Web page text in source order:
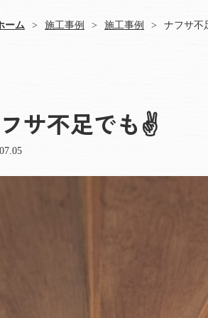
ーム 施工事例 施工事例 ナフサ不
サ不足でも✌️